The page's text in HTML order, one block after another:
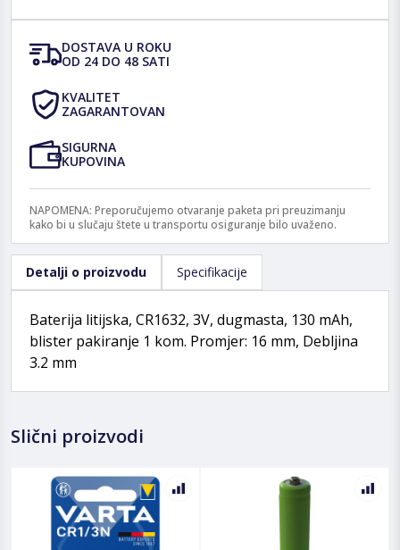
DOSTAVA U ROKU
OD 24 DO 48 SATI
KVALITET
ZAGARANTOVAN
SIGURNA
KUPOVINA
NAPOMENA: Preporučujemo otvaranje paketa pri preuzimanju
kako bi u slučaju štete u transportu osiguranje bilo uvaženo.
Detalji o proizvodu Specifikacije
Baterija litijska, CR1632, 3V, dugmasta, 130 mAh,
blister pakiranje 1 kom. Promjer: 16 mm, Debljina
3.2 mm
Slični proizvodi